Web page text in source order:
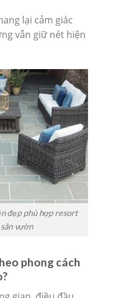
lại cảm giác
vẫn giữ nét hiện
đẹp phù hợp resort
vườn
phong cách